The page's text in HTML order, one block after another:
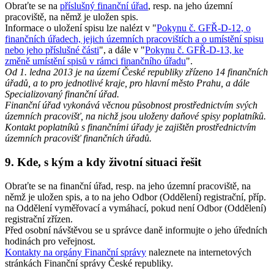
Obraťte se na příslušný finanční úřad, resp. na jeho územní
pracoviště, na němž je uložen spis.
Informace o uložení spisu lze nalézt v "Pokynu č. GFŘ-D-12, o
finančních úřadech, jejich územních pracovištích a o umístění spisu
nebo jeho příslušné části", a dále v "Pokynu č. GFŘ-D-13, ke
změně umístění spisů v rámci finančního úřadu".
Od 1. ledna 2013 je na území České republiky zřízeno 14 finančních
úřadů, a to pro jednotlivé kraje, pro hlavní město Prahu, a dále
Specializovaný finanční úřad.
Finanční úřad vykonává věcnou působnost prostřednictvím svých
územních pracovišť, na nichž jsou uloženy daňové spisy poplatníků.
Kontakt poplatníků s finančními úřady je zajištěn prostřednictvím
územních pracovišť finančních úřadů.
9. Kde, s kým a kdy životní situaci řešit
Obraťte se na finanční úřad, resp. na jeho územní pracoviště, na
němž je uložen spis, a to na jeho Odbor (Oddělení) registrační, příp.
na Oddělení vyměřovací a vymáhací, pokud není Odbor (Oddělení)
registrační zřízen.
Před osobní návštěvou se u správce daně informujte o jeho úředních
hodinách pro veřejnost.
Kontakty na orgány Finanční správy naleznete na internetových
stránkách Finanční správy České republiky.